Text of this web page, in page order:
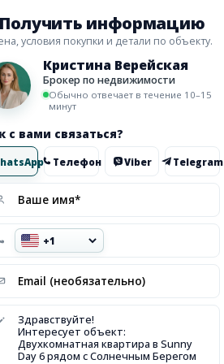
информацию
условия покупки и детали по объекту.
Кристина Верейская
Брокер по недвижимости
Обычно отвечает в течение 10–15
минут
с вами связаться?
Телефон Viber Telegram